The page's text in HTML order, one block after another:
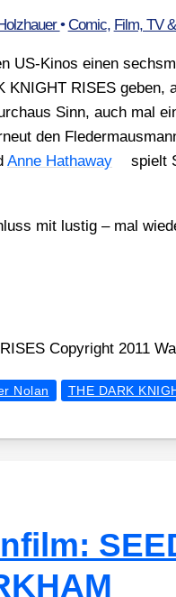
•Comic, Film, TV
US-Kinos einen
KNIGHT RISES geben,
Sinn, auch mal
den
Anne Hat­ha­way
spielt
mit lus­tig – mal
Copy­right 2011
Nolan THE DARK